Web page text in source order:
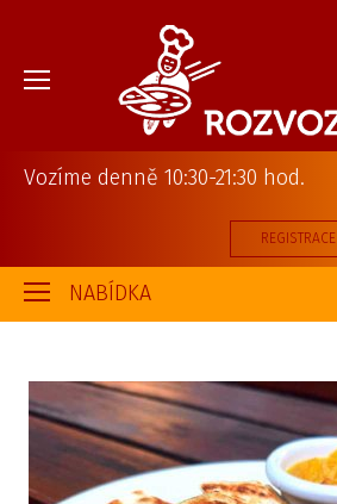
Vozíme denně 10:30-21:30 hod.
REGISTRACE
NABÍDKA